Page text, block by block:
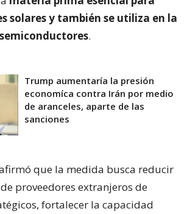
solares y también se utiliza en la
.
Trump aumentaría la presión
economíca contra Irán por medio
de aranceles, aparte de las
sanciones
que la medida busca reducir
proveedores extranjeros de
fortalecer la capacidad